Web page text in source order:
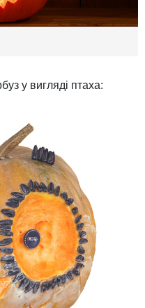
у вигляді птаха: